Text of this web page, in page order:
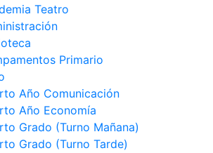
Teatro
Primario
Año Comunicación
Año Economía
Grado (Turno Mañana)
Grado (Turno Tarde)